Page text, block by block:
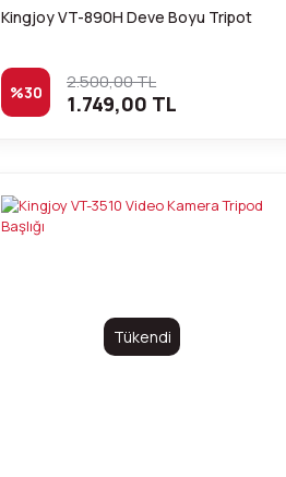
Kingjoy VT-890H Deve Boyu Tripot
%30 2.500,00 TL
1.749,00 TL
Tükendi